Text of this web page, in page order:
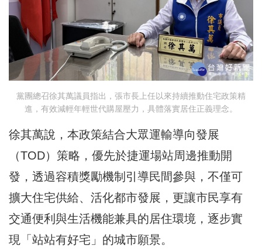
黨團總召徐其萬議員指出，張市長上任以來持續推動住宅政策精
進，有效減輕年輕世代購屋壓力，具體落實居住正義理念。
徐其萬說，本政策結合大眾運輸導向發展
（TOD）策略，優先於捷運場站周邊推動開
發，透過容積獎勵機制引導民間參與，不僅可
擴大住宅供給、活化都市發展，更讓市民享有
交通便利與生活機能兼具的居住環境，逐步實
現「站站有好宅」的城市願景。